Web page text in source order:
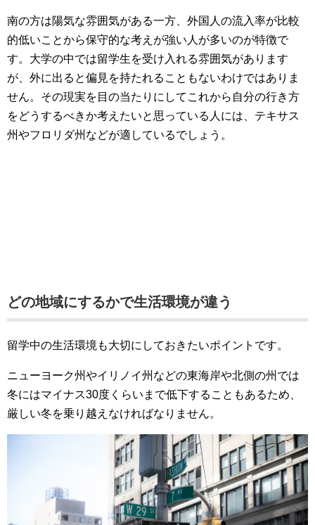
南の方は陽気な雰囲気がある一方、外国人の流入率が比較
的低いことから保守的な考えが強い人が多いのが特徴で
す。大学の中では留学生を受け入れる雰囲気があります
が、外に出ると偏見を持たれることもないわけではありま
せん。その現実を目の当たりにしてこれから自分の行き方
をどうするべきか考えたいと思っている人には、テキサス
州やフロリダ州などが適しているでしょう。
どの地域にするかで生活環境が違う
留学中の生活環境も大切にしておきたいポイントです。
ニューヨーク州やイリノイ州などの東海岸や北側の州では
冬にはマイナス30度くらいまで低下することもあるため、
厳しい冬を乗り越えなければなりません。